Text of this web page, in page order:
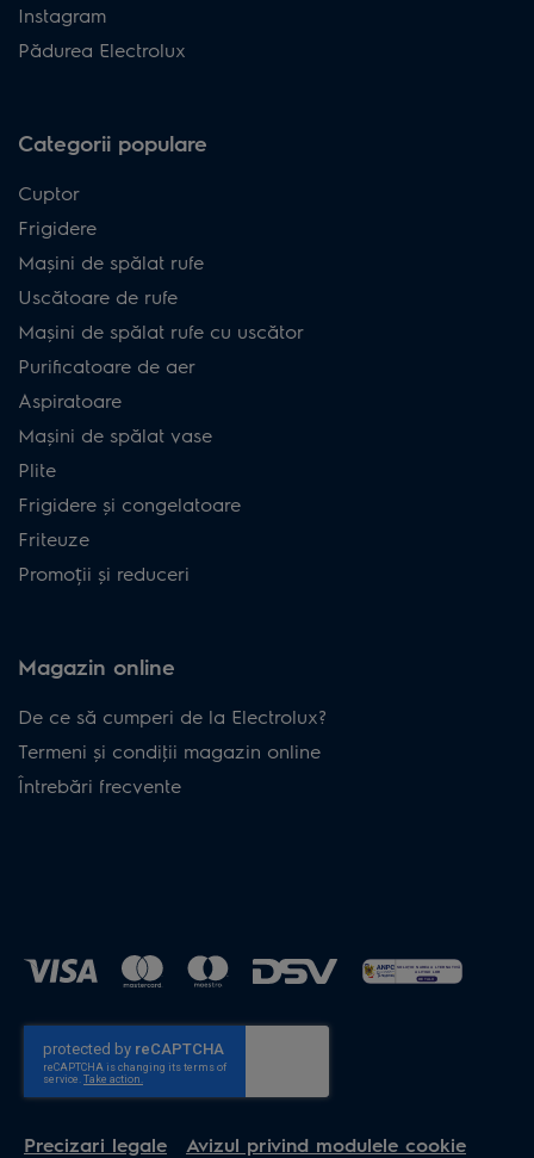
Instagram
Pădurea Electrolux
Categorii populare
Cuptor
Frigidere
Mașini de spălat rufe
Uscătoare de rufe
Mașini de spălat rufe cu uscător
Purificatoare de aer
Aspiratoare
Mașini de spălat vase
Plite
Frigidere și congelatoare
Friteuze
Promoții și reduceri
Magazin online
De ce să cumperi de la Electrolux?
Termeni și condiţii magazin online
Întrebări frecvente
Precizari legale Avizul privind modulele cookie